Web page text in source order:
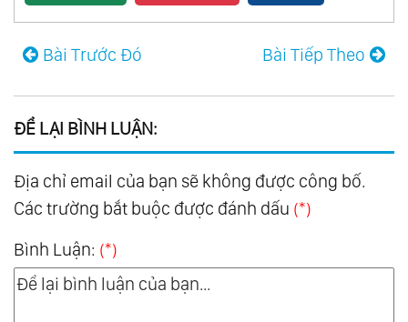
Bài Trước Đó Bài Tiếp Theo
ĐỂ LẠI BÌNH LUẬN:
Địa chỉ email của bạn sẽ không được công bố.
Các trường bắt buộc được đánh dấu (*)
Bình Luận: (*)